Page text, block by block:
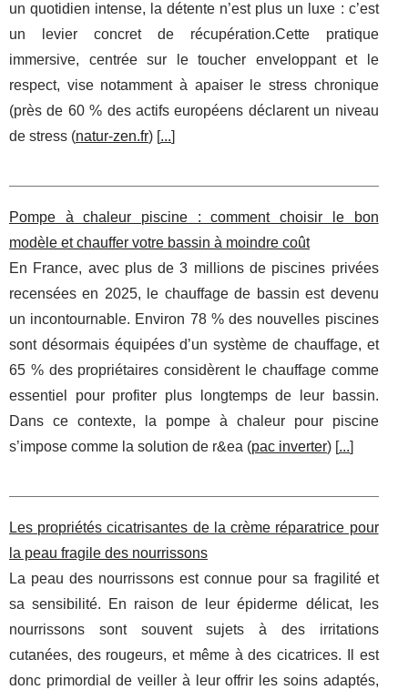
un quotidien intense, la détente n’est plus un luxe : c’est
un levier concret de récupération.Cette pratique
immersive, centrée sur le toucher enveloppant et le
respect, vise notamment à apaiser le stress chronique
(près de 60 % des actifs européens déclarent un niveau
de stress (natur-zen.fr) [...]
Pompe à chaleur piscine : comment choisir le bon
modèle et chauffer votre bassin à moindre coût
En France, avec plus de 3 millions de piscines privées
recensées en 2025, le chauffage de bassin est devenu
un incontournable. Environ 78 % des nouvelles piscines
sont désormais équipées d’un système de chauffage, et
65 % des propriétaires considèrent le chauffage comme
essentiel pour profiter plus longtemps de leur bassin.
Dans ce contexte, la pompe à chaleur pour piscine
s’impose comme la solution de r&ea (pac inverter) [...]
Les propriétés cicatrisantes de la crème réparatrice pour
la peau fragile des nourrissons
La peau des nourrissons est connue pour sa fragilité et
sa sensibilité. En raison de leur épiderme délicat, les
nourrissons sont souvent sujets à des irritations
cutanées, des rougeurs, et même à des cicatrices. Il est
donc primordial de veiller à leur offrir les soins adaptés,